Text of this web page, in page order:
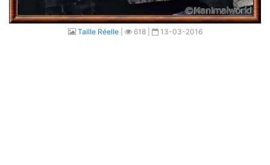
Taille Réelle| 618 | 13-03-2016